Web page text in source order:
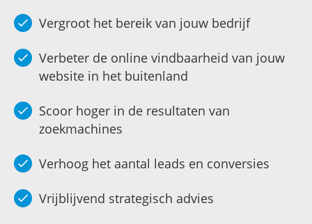
Vergroot het bereik van jouw bedrijf
Verbeter de online vindbaarheid van jouw
website in het buitenland
Scoor hoger in de resultaten van
zoekmachines
Verhoog het aantal leads en conversies
Vrijblijvend strategisch advies